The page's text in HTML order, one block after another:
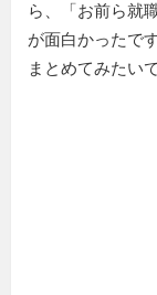
ら、「お前ら就
が面白かったで
まとめてみたい